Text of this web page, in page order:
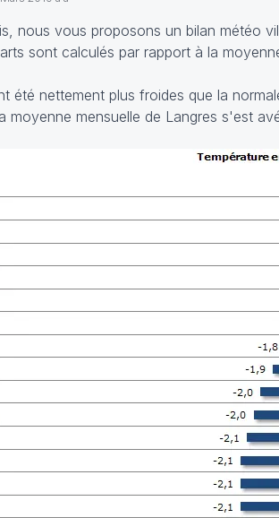
nous vous proposons un bilan météo
sont calculés par rapport à la
été nettement plus froides que la
moyenne mensuelle de Langres s'est